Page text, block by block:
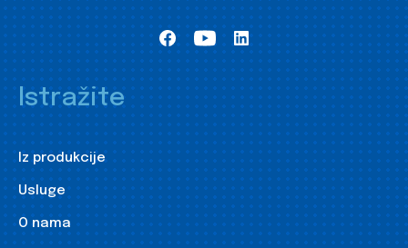
Istražite
Iz produkcije
Usluge
O nama